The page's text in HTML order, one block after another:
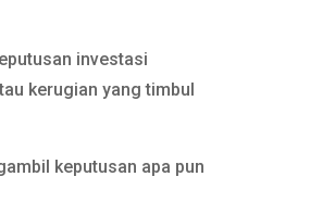
investasi
kerugian yang timbul
keputusan apa pun